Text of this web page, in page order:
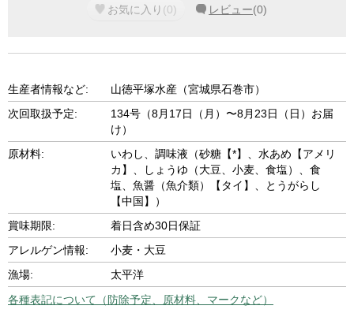
お気に入り (0) レビュー(0)
生産者情報など:
山徳平塚水産（宮城県石巻市）
次回取扱予定:
134号（8月17日（月）〜8月23日（日）お届
け）
原材料:
いわし、調味液（砂糖【*】、水あめ【アメリ
カ】、しょうゆ（大豆、小麦、食塩）、食
塩、魚醤（魚介類）【タイ】、とうがらし
【中国】）
賞味期限:
着日含め30日保証
アレルゲン情報:
小麦・大豆
漁場:
太平洋
各種表記について（防除予定、原材料、マークなど）